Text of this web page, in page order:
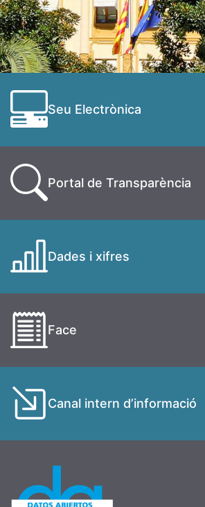
Seu Electrònica
Portal de Transparència
Dades i xifres
Face
Canal intern d’informació